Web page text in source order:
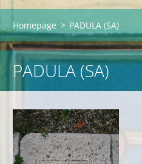
Homepage > PADULA (SA)
PADULA (SA)